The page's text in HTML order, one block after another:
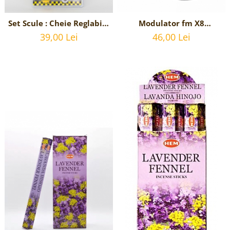
Set Scule : Cheie Reglabila
Universala si Surubelnita
stea si dreapta
39,00 Lei
Modulator fm X8
bluetooth 5.0 cu
handsfree, modulator FM,
46,00 Lei